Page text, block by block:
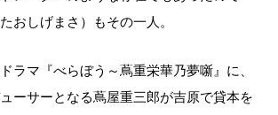
おしげまさ）もその一人。
ラマ『べらぼう～蔦重栄華乃夢噺』に、
ーサーとなる蔦屋重三郎が吉原で貸本を